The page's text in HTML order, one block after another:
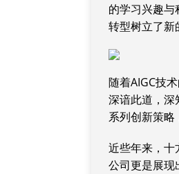
的学习兴趣与
转型树立了新
随着AIGC技
深谙此道，深
系列创新策略
近些年来，十
公司更是展现